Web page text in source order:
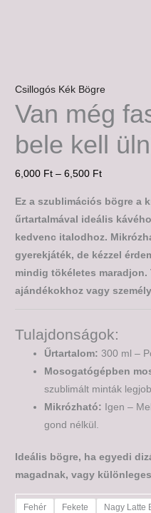
Csillogós Kék Bögre
Van még
bele kell
6,000 Ft – 6,500 Ft
Ez a szublimációs bögre a
űrtartalmával ideális
kedvenc italodhoz.
gyerekjáték, de kézzel
mindig tökéletes
ajándékokhoz vagy
Tulajdonságok:
Űrtartalom: 300 ml –
Mosogatógépben
szublimált minták
Mikrózható: Igen –
gond nélkül.
Ideális bögre, ha egyedi
magadnak, vagy
Fehér Fekete Nagy Latte